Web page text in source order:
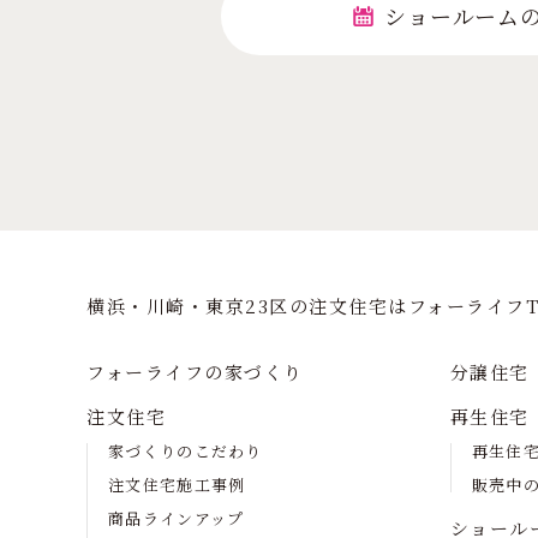
ショールーム
横浜・川崎・東京23区の注⽂住宅はフォーライフ
フォーライフの家づくり
注文住宅
家づくりのこだわり
注文住宅施工事例
商品ラインアップ
分譲住宅
再生住宅
再生住
販売中
ショール